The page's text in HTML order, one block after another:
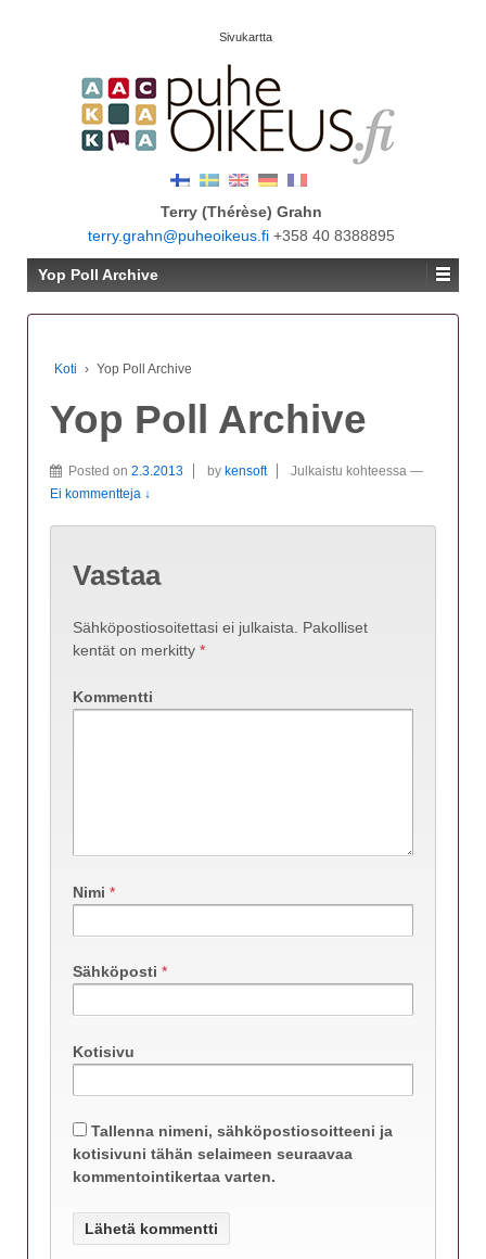
Sivukartta
Terry (Thérèse) Grahn
terry.grahn@puheoikeus.fi +358 40 8388895
Yop Poll Archive
Koti › Yop Poll Archive
Yop Poll Archive
Posted on 2.3.2013 by kensoft Julkaistu kohteessa —
Ei kommentteja ↓
Vastaa
Sähköpostiosoitettasi ei julkaista.
Pakolliset
kentät on merkitty *
Kommentti
Nimi *
Sähköposti *
Kotisivu
Tallenna nimeni, sähköpostiosoitteeni ja
kotisivuni tähän selaimeen seuraavaa
kommentointikertaa varten.